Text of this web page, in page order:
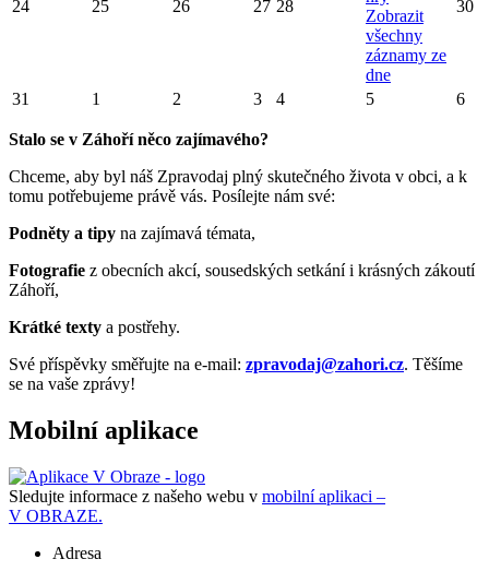
24 25 26 27 28
Zobrazit
všechny
záznamy ze
dne
30
31 1 2 3 4 5 6
Stalo se v Záhoří něco zajímavého?
Chceme, aby byl náš Zpravodaj plný skutečného života v obci, a k
tomu potřebujeme právě vás. Posílejte nám své:
Podněty a tipy na zajímavá témata,
Fotografie z obecních akcí, sousedských setkání i krásných zákoutí
Záhoří,
Krátké texty a postřehy.
Své příspěvky směřujte na e-mail: zpravodaj@zahori.cz. Těšíme
se na vaše zprávy!
Mobilní aplikace
Sledujte informace z našeho webu v mobilní aplikaci –
V OBRAZE.
Adresa